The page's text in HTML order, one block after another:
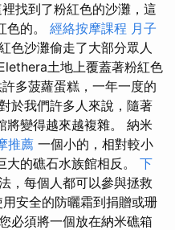
找到了粉紅色的沙灘，這
色的。 經絡按摩課程 月子
色沙灘偷走了大部分眾人
土地上覆蓋著粉紅色
多菠蘿蛋糕，一年一度的
於我們許多人來說，隨著
將變得越來越複雜。 納米
推薦 一個小的，相對較小
的礁石水族館相反。 下
，每個人都可以參與拯救
用安全的防曬霜到捐贈或珊
必須將一個放在納米礁箱